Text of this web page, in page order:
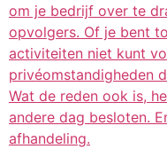
om je bedrijf over te
opvolgers. Of je bent
activiteiten niet kunt
privéomstandigheden
Wat de reden ook is,
andere dag besloten.
afhandeling.